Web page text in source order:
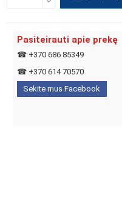
Pasiteirauti apie prekę
☎ +370 686 85349
☎ +370 614 70570
Sekite mus Facebook